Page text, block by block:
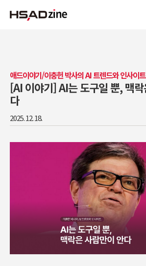
애드이야기/이충헌 박사의 AI 트렌드와 인사이트
[AI 이야기] AI는 도구일 뿐, 맥
다
2025. 12. 18.